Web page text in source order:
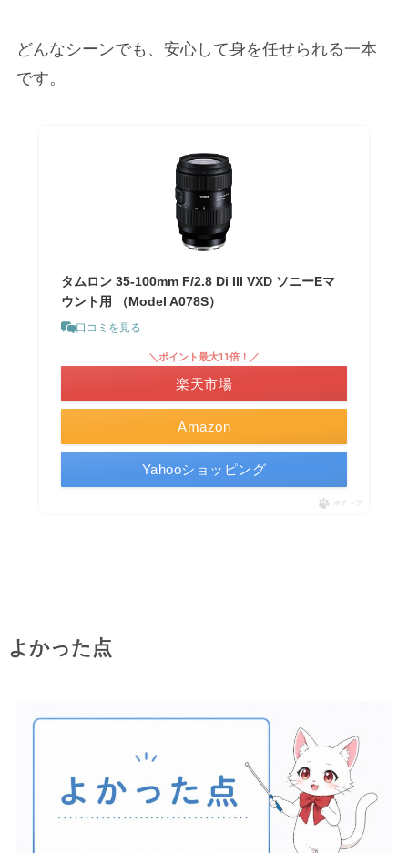
どんなシーンでも、安心して身を任せられる一本
です。
タムロン 35-100mm F/2.8 Di III VXD ソニーEマ
ウント用 （Model A078S）
口コミを見る
Amazon
＼ポイント最大11倍！／
楽天市場
Yahooショッピング
ポチップ
よかった点